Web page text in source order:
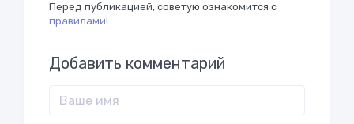
Перед публикацией, советую ознакомится с
правилами!
Добавить комментарий